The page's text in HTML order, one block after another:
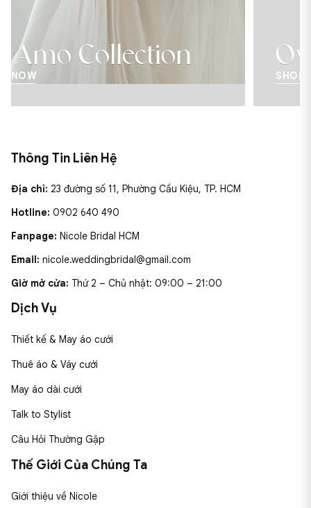
Over The Moon
SHOP NOW
Thông Tin Liên Hệ
Địa chỉ: 23 đường số 11, Phường Cầu Kiệu, TP. HCM
Hotline: 0902 640 490
Fanpage: Nicole Bridal HCM
Email: nicole.weddingbridal@gmail.com
Giờ mở cửa: Thứ 2 – Chủ nhật: 09:00 – 21:00
Dịch Vụ
Thiết kế & May áo cưới
Thuê áo & Váy cưới
May áo dài cưới
Talk to Stylist
Câu Hỏi Thường Gặp
Thế Giới Của Chúng Ta
Giới thiệu về Nicole